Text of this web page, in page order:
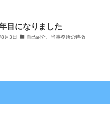
目になりました
月3日 自己紹介、当事務所の特徴